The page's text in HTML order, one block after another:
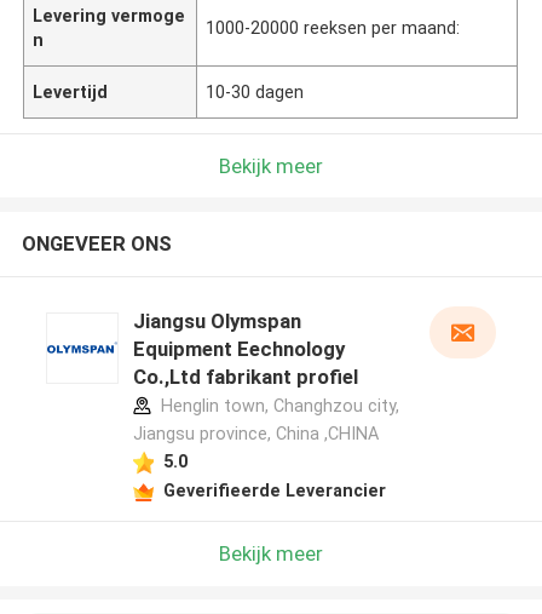
Levering vermoge
n
1000-20000 reeksen per maand:
Levertijd 10-30 dagen
Bekijk meer
ONGEVEER ONS
Jiangsu Olymspan
Equipment Eechnology
Co.,Ltd fabrikant profiel
Henglin town, Changhzou city,
Jiangsu province, China ,CHINA
5.0
Geverifieerde Leverancier
Bekijk meer